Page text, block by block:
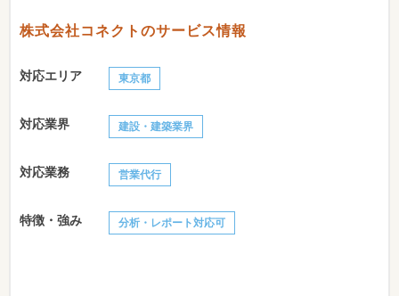
株式会社コネクトのサービス情報
対応エリア 東京都
対応業界 建設・建築業界
対応業務 営業代行
特徴・強み 分析・レポート対応可